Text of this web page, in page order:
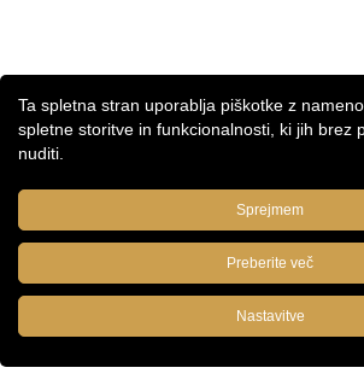
Ta spletna stran uporablja piškotke z
spletne storitve in funkcionalnosti, ki jih brez
nuditi.
Sprejmem
Preberite več
Nastavitve